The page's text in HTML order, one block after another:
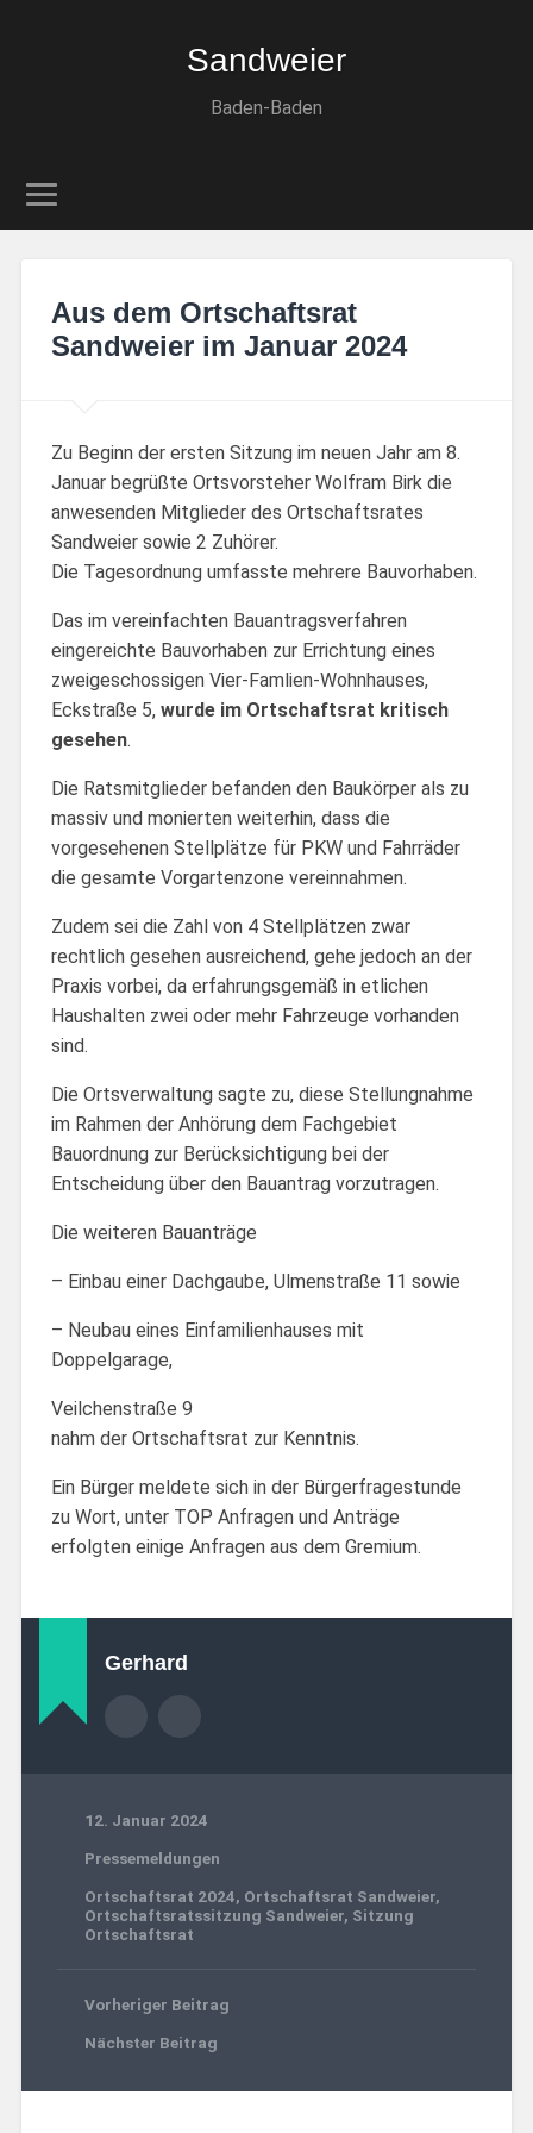
Sandweier
Baden-Baden
Aus dem Ortschaftsrat
Sandweier im Januar 2024
Zu Beginn der ersten Sitzung im neuen Jahr am 8.
Januar begrüßte Ortsvorsteher Wolfram Birk die
anwesenden Mitglieder des Ortschaftsrates
Sandweier sowie 2 Zuhörer.
Die Tagesordnung umfasste mehrere Bauvorhaben.
Das im vereinfachten Bauantragsverfahren
eingereichte Bauvorhaben zur Errichtung eines
zweigeschossigen Vier-Famlien-Wohnhauses,
Eckstraße 5, wurde im Ortschaftsrat kritisch
gesehen.
Die Ratsmitglieder befanden den Baukörper als zu
massiv und monierten weiterhin, dass die
vorgesehenen Stellplätze für PKW und Fahrräder
die gesamte Vorgartenzone vereinnahmen.
Zudem sei die Zahl von 4 Stellplätzen zwar
rechtlich gesehen ausreichend, gehe jedoch an der
Praxis vorbei, da erfahrungsgemäß in etlichen
Haushalten zwei oder mehr Fahrzeuge vorhanden
sind.
Die Ortsverwaltung sagte zu, diese Stellungnahme
im Rahmen der Anhörung dem Fachgebiet
Bauordnung zur Berücksichtigung bei der
Entscheidung über den Bauantrag vorzutragen.
Die weiteren Bauanträge
– Einbau einer Dachgaube, Ulmenstraße 11 sowie
– Neubau eines Einfamilienhauses mit
Doppelgarage,
Veilchenstraße 9
nahm der Ortschaftsrat zur Kenntnis.
Ein Bürger meldete sich in der Bürgerfragestunde
zu Wort, unter TOP Anfragen und Anträge
erfolgten einige Anfragen aus dem Gremium.
Gerhard
12. Januar 2024
Pressemeldungen
Ortschaftsrat 2024, Ortschaftsrat Sandweier,
Ortschaftsratssitzung Sandweier, Sitzung
Ortschaftsrat
Vorheriger Beitrag
Nächster Beitrag